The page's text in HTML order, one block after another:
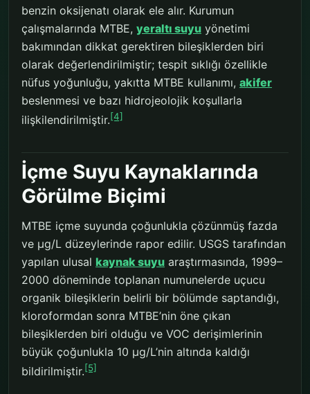
benzin oksijenatı olarak ele alır. Kurumun
çalışmalarında MTBE, yeraltı suyu yönetimi
bakımından dikkat gerektiren bileşiklerden biri
olarak değerlendirilmiştir; tespit sıklığı özellikle
nüfus yoğunluğu, yakıtta MTBE kullanımı, akifer
beslenmesi ve bazı hidrojeolojik koşullarla
ilişkilendirilmiştir.[4]
İçme Suyu Kaynaklarında
Görülme Biçimi
MTBE içme suyunda çoğunlukla çözünmüş fazda
ve µg/L düzeylerinde rapor edilir. USGS tarafından
yapılan ulusal kaynak suyu araştırmasında, 1999–
2000 döneminde toplanan numunelerde uçucu
organik bileşiklerin belirli bir bölümde saptandığı,
kloroformdan sonra MTBE’nin öne çıkan
bileşiklerden biri olduğu ve VOC derişimlerinin
büyük çoğunlukla 10 µg/L’nin altında kaldığı
bildirilmiştir.[5]